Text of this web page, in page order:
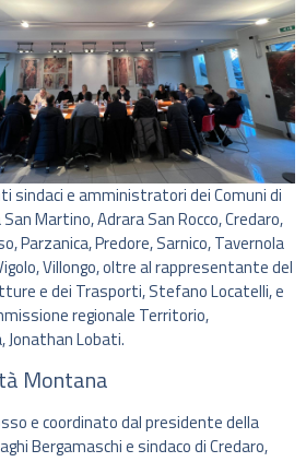
sindaci e amministratori dei Comuni di
Martino, Adrara San Rocco, Credaro,
Parzanica, Predore, Sarnico, Tavernola
Villongo, oltre al rappresentante del
e dei Trasporti, Stefano Locatelli, e
regionale Territorio,
Lobati.
Montana
e coordinato dal presidente della
Bergamaschi e sindaco di Credaro,